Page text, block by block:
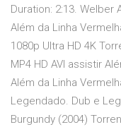
Duration: 2:13.
Além da Linha
1080p Ultra HD 4K
MP4 HD AVI assistir
Além da Linha
Legendado. Dub e
Burgundy (2004)